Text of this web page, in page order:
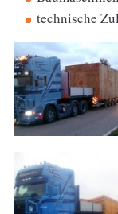
technische